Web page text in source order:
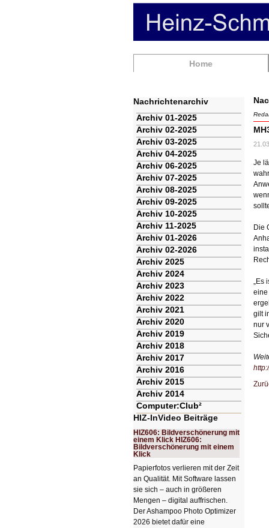
Navigation
Home
Je
Die
„Es
eine
gilt
nur
Nachrichtenarchiv
Navigation
überspringen
Archiv 01-2025
Archiv 02-2025
Archiv 03-2025
Archiv 04-2025
Archiv 06-2025
Archiv 07-2025
Archiv 08-2025
Archiv 09-2025
Archiv 10-2025
Archiv 11-2025
Archiv 01-2026
Archiv 02-2026
Archiv 2025
Archiv 2024
Archiv 2023
Archiv 2022
Archiv 2021
Archiv 2020
Archiv 2019
Archiv 2018
Archiv 2017
Archiv 2016
Archiv 2015
Archiv 2014
Computer:Club²
HIZ-InVideo Beiträge
HIZ606: Bildverschönerung mit
einem Klick HIZ606:
Bildverschönerung mit einem
Klick
Papierfotos verlieren mit der Zeit
an Qualität. Mit Software lassen
sie sich – auch in größeren
Mengen – digital auffrischen.
Der Ashampoo Photo Optimizer
2026 bietet dafür eine